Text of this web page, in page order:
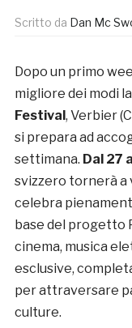
Scritto da Dan Mc
Dopo un primo
migliore dei modi
Festival , Verbier
si prepara ad
settimana. Dal 27
svizzero tornerà a
celebra
base del progetto
cinema, musica
esclusive,
per attraversare
culture.